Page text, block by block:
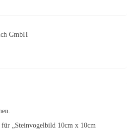
GmbH
für „Steinvogelbild 10cm x 10cm